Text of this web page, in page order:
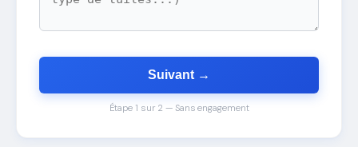
Suivant →
Étape 1 sur 2 — Sans engagement